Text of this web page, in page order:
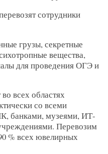
сотрудники
грузы, секретные
вещества,
для проведения ОГЭ и
всех областях
со всеми
банками, музеями, ИТ-
Перевозим
% всех ювелирных